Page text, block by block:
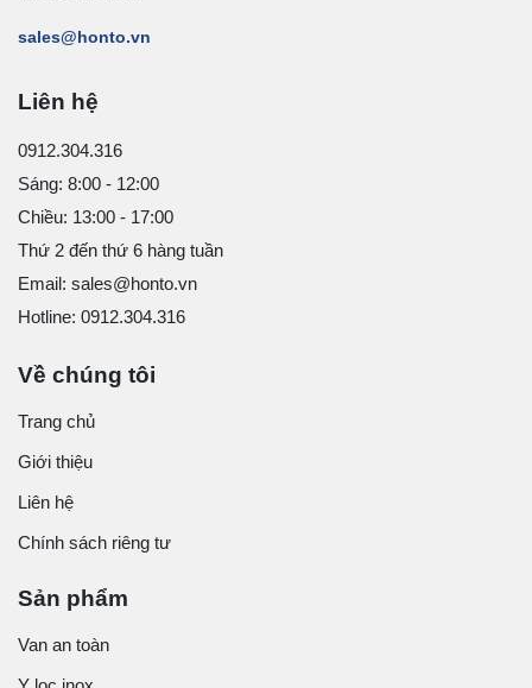
sales@honto.vn
Liên hệ
0912.304.316
Sáng: 8:00 - 12:00
Chiều: 13:00 - 17:00
Thứ 2 đến thứ 6 hàng tuần
Email: sales@honto.vn
Hotline: 0912.304.316
Về chúng tôi
Trang chủ
Giới thiệu
Liên hệ
Chính sách riêng tư
Sản phẩm
Van an toàn